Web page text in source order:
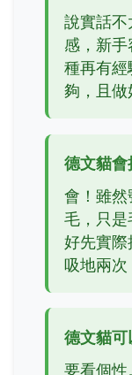
說實話不
感，新
種再有經
夠，且做
德文貓會
會！雖然
毛，只是
好先實際
吸地兩次
德文貓可
要看個性